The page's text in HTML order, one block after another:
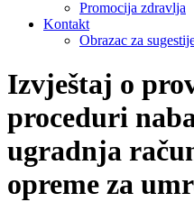
Promocija zdravlja
Kontakt
Obrazac za
Izvještaj o
proceduri
ugradnja
opreme za